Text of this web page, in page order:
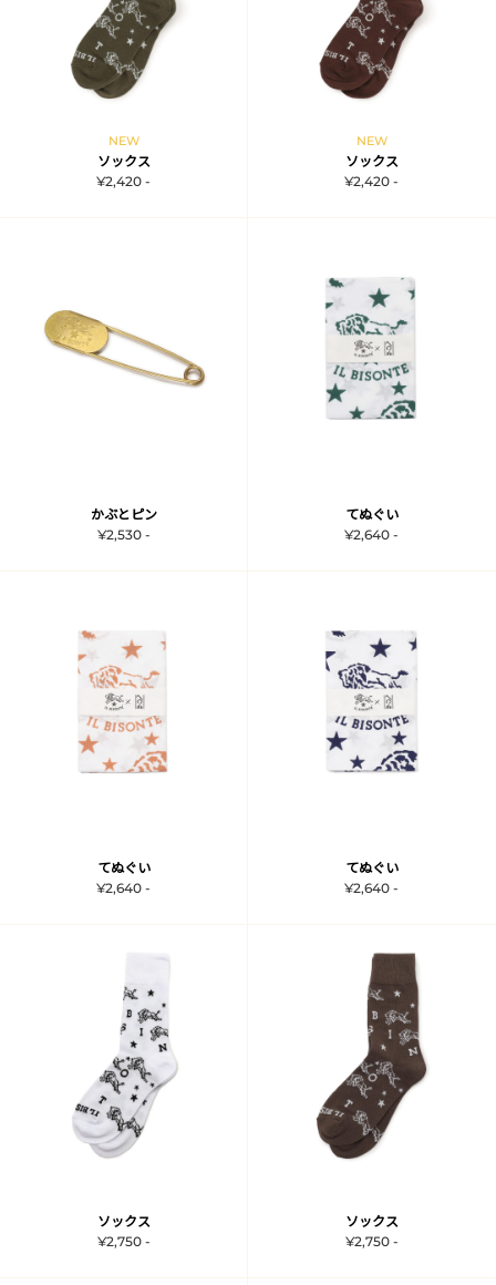
NEW
ソックス
¥2,420 -
NEW
ソックス
¥2,420 -
かぶとピン
¥2,530 -
てぬぐい
¥2,640 -
てぬぐい
¥2,640 -
てぬぐい
¥2,640 -
ソックス
¥2,750 -
ソックス
¥2,750 -